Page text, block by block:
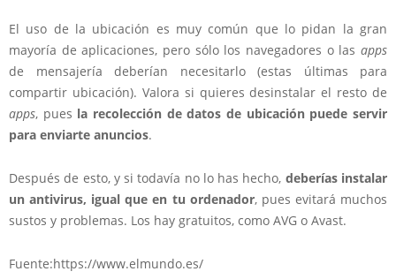
El uso de la ubicación es muy común que lo pidan la gran
mayoría de aplicaciones, pero sólo los navegadores o las apps
de mensajería deberían necesitarlo (estas últimas para
compartir ubicación). Valora si quieres desinstalar el resto de
apps, pues la recolección de datos de ubicación puede servir
para enviarte anuncios.
Después de esto, y si todavía no lo has hecho, deberías instalar
un antivirus, igual que en tu ordenador, pues evitará muchos
sustos y problemas. Los hay gratuitos, como AVG o Avast.
Fuente:https://www.elmundo.es/